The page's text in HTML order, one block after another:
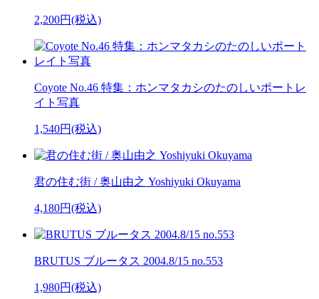
2,200円(税込)
Coyote No.46 特集：ホンマタカシのたのしいポートレ
イト写真
1,540円(税込)
君の住む街 / 奥山由之 Yoshiyuki Okuyama
4,180円(税込)
BRUTUS ブルータス 2004.8/15 no.553
1,980円(税込)